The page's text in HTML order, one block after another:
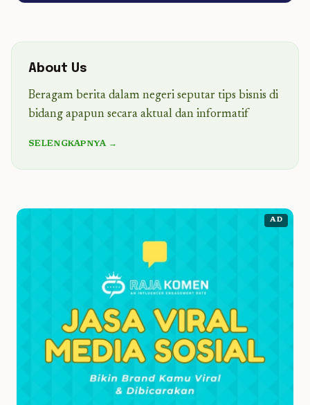
About Us
Beragam berita dalam negeri seputar tips bisnis di
bidang apapun secara aktual dan informatif
SELENGKAPNYA →
AD